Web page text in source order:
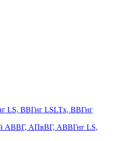
LS, ВВГнг LSLTx, ВВГнг
АВВГ, АПвВГ, АВВГнг LS,